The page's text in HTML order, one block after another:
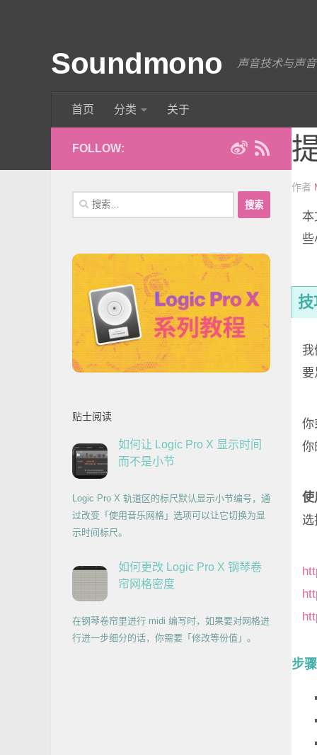
Soundmono 声音技术与声
首页 分类 关于
作者
些
我
你
你
使
步骤
FOLLOW:
搜
索：
贴士阅读
如何让 Logic Pro X 显示时间
而不是小节
Logic Pro X 轨道区的标尺默认显示小节编号，通
过改变「使用音乐网格」选项可以让它切换为显
示时间标尺。
如何更改 Logic Pro X 钢琴卷
帘网格密度
在钢琴卷帘里进行 midi 编写时，如果要对网格进
行进一步细分的话，你需要「修改等份值」。